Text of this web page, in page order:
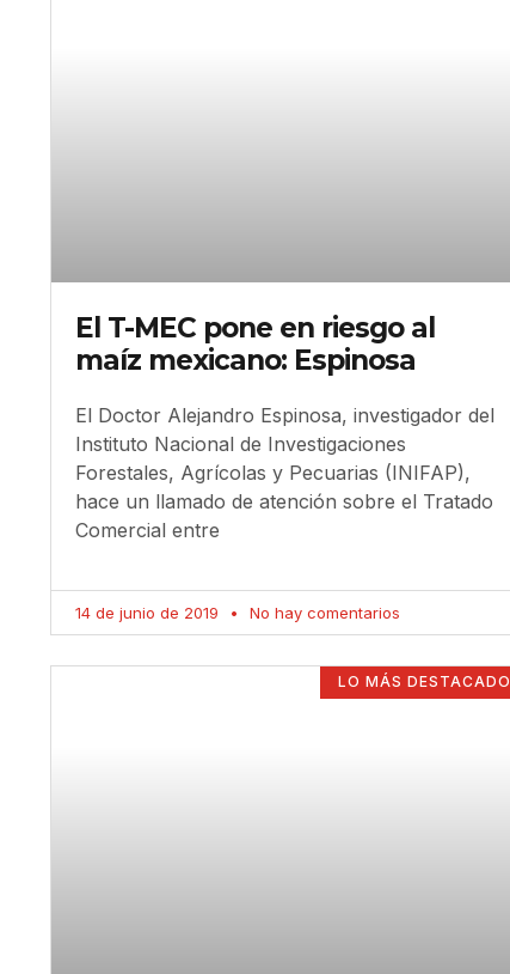
El T-MEC pone en riesgo al
maíz mexicano: Espinosa
El Doctor Alejandro Espinosa, investigador del
Instituto Nacional de Investigaciones
Forestales, Agrícolas y Pecuarias (INIFAP),
hace un llamado de atención sobre el Tratado
Comercial entre
14 de junio de 2019 No hay comentarios
LO MÁS DESTACADO